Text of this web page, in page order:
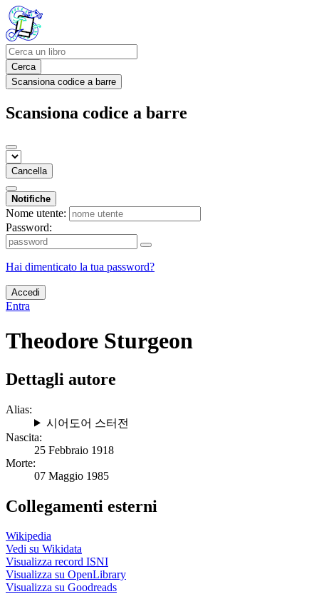
Cerca
Scansiona codice a barre
Scansiona codice a barre
Cancella
Notifiche
Nome utente:
Password:
Hai dimenticato la tua password?
Accedi
Entra
Theodore Sturgeon
Dettagli autore
Alias:
시어도어 스터전
Nascita:
25 Febbraio 1918
Morte:
07 Maggio 1985
Collegamenti esterni
Wikipedia
Vedi su Wikidata
Visualizza record ISNI
Visualizza su OpenLibrary
Visualizza su Goodreads